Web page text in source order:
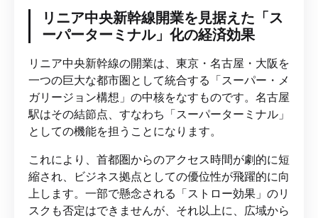
リニア中央新幹線開業を見据えた「ス
ーパーターミナル」化の経済効果
リニア中央新幹線の開業は、東京・名古屋・大阪を
一つの巨大な都市圏として統合する「スーパー・メ
ガリージョン構想」の中核をなすものです。名古屋
駅はその結節点、すなわち「スーパーターミナル」
としての機能を担うことになります。
これにより、首都圏からのアクセス時間が劇的に短
縮され、ビジネス拠点としての優位性が飛躍的に向
上します。一部で懸念される「ストロー効果」のリ
スクも否定はできませんが、それ以上に、広域から